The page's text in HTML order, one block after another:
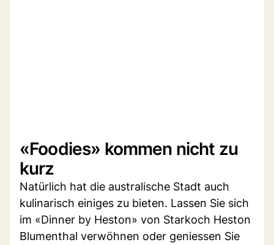
«Foodies» kommen nicht zu
kurz
Natürlich hat die australische Stadt auch
kulinarisch einiges zu bieten. Lassen Sie sich
im «Dinner by Heston» von Starkoch Heston
Blumenthal verwöhnen oder geniessen Sie